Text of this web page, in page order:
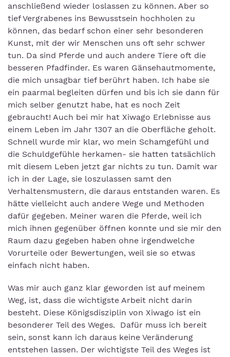
anschließend wieder loslassen zu können. Aber so
tief Vergrabenes ins Bewusstsein hochholen zu
können, das bedarf schon einer sehr besonderen
Kunst, mit der wir Menschen uns oft sehr schwer
tun. Da sind Pferde und auch andere Tiere oft die
besseren Pfadfinder. Es waren Gänsehautmomente,
die mich unsagbar tief berührt haben. Ich habe sie
ein paarmal begleiten dürfen und bis ich sie dann für
mich selber genutzt habe, hat es noch Zeit
gebraucht! Auch bei mir hat Xiwago Erlebnisse aus
einem Leben im Jahr 1307 an die Oberfläche geholt.
Schnell wurde mir klar, wo mein Schamgefühl und
die Schuldgefühle herkamen- sie hatten tatsächlich
mit diesem Leben jetzt gar nichts zu tun. Damit war
ich in der Lage, sie loszulassen samt den
Verhaltensmustern, die daraus entstanden waren. Es
hätte vielleicht auch andere Wege und Methoden
dafür gegeben. Meiner waren die Pferde, weil ich
mich ihnen gegenüber öffnen konnte und sie mir den
Raum dazu gegeben haben ohne irgendwelche
Vorurteile oder Bewertungen, weil sie so etwas
einfach nicht haben.
Was mir auch ganz klar geworden ist auf meinem
Weg, ist, dass die wichtigste Arbeit nicht darin
besteht. Diese Königsdisziplin von Xiwago ist ein
besonderer Teil des Weges. Dafür muss ich bereit
sein, sonst kann ich daraus keine Veränderung
entstehen lassen. Der wichtigste Teil des Weges ist